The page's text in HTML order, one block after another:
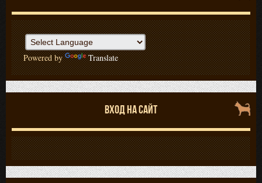
Powered by Translate
ВХОД НА САЙТ